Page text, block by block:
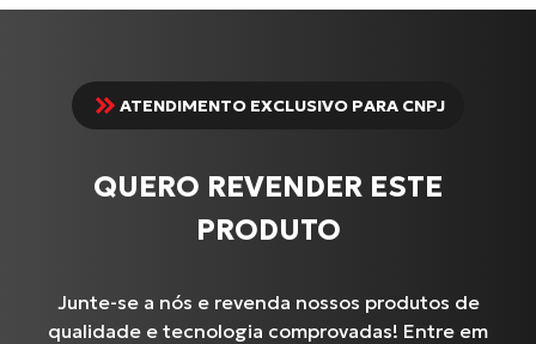
ATENDIMENTO EXCLUSIVO PARA CNPJ
QUERO REVENDER ESTE
PRODUTO
Junte-se a nós e revenda nossos produtos de
qualidade e tecnologia comprovadas! Entre em